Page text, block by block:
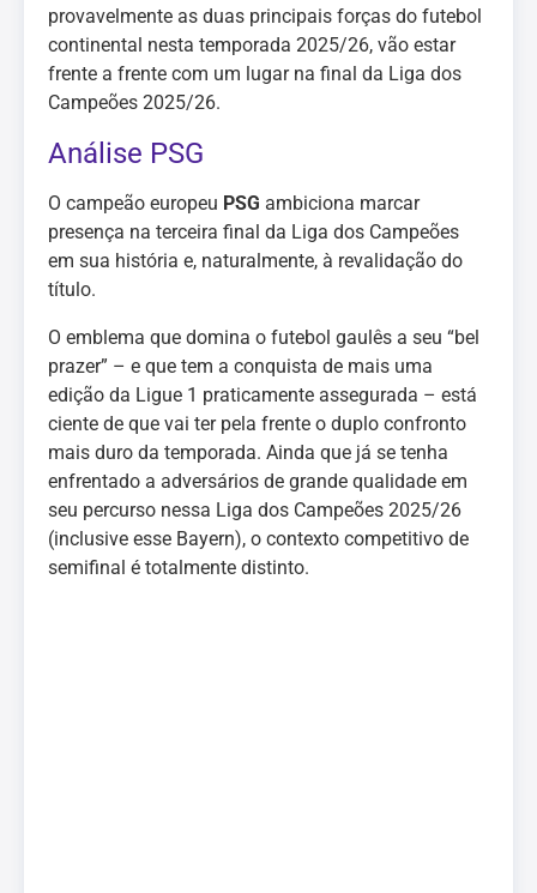
provavelmente as duas principais forças do futebol
continental nesta temporada 2025/26, vão estar
frente a frente com um lugar na final da Liga dos
Campeões 2025/26.
Análise PSG
O campeão europeu PSG ambiciona marcar
presença na terceira final da Liga dos Campeões
em sua história e, naturalmente, à revalidação do
título.
O emblema que domina o futebol gaulês a seu “bel
prazer” – e que tem a conquista de mais uma
edição da Ligue 1 praticamente assegurada – está
ciente de que vai ter pela frente o duplo confronto
mais duro da temporada. Ainda que já se tenha
enfrentado a adversários de grande qualidade em
seu percurso nessa Liga dos Campeões 2025/26
(inclusive esse Bayern), o contexto competitivo de
semifinal é totalmente distinto.